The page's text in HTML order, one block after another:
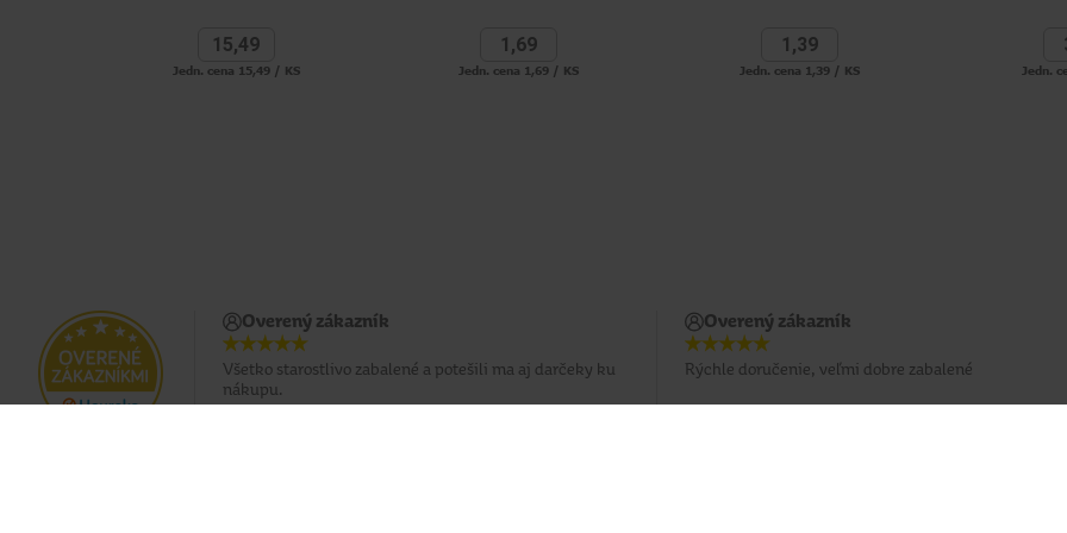
15,49
Jedn. cena 15,49 / KS
1,69
Jedn. cena 1,69 / KS
1,39
Jedn. cena 1,39 / KS Jedn.
Overený zákazník
Všetko starostlivo zabalené a potešili ma aj darčeky ku
nákupu.
Overený zákazník
Rýchle doručenie, veľmi dobre zabalené